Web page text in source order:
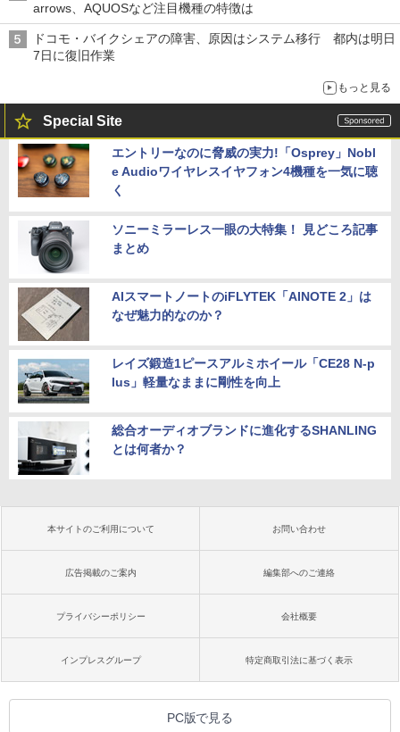
arrows、AQUOSなど注目機種の特徴は
ドコモ・バイクシェアの障害、原因はシステム移行 都内は明日
7日に復旧作業
もっと見る
Special Site
エントリーなのに脅威の実力!「Osprey」Nobl
e Audioワイヤレスイヤフォン4機種を一気に聴
く
ソニーミラーレス一眼の大特集！ 見どころ記事
まとめ
AIスマートノートのiFLYTEK「AINOTE 2」は
なぜ魅力的なのか？
レイズ鍛造1ピースアルミホイール「CE28 N-p
lus」軽量なままに剛性を向上
総合オーディオブランドに進化するSHANLING
とは何者か？
本サイトのご利用について お問い合わせ
広告掲載のご案内 編集部へのご連絡
プライバシーポリシー 会社概要
インプレスグループ 特定商取引法に基づく表示
PC版で見る